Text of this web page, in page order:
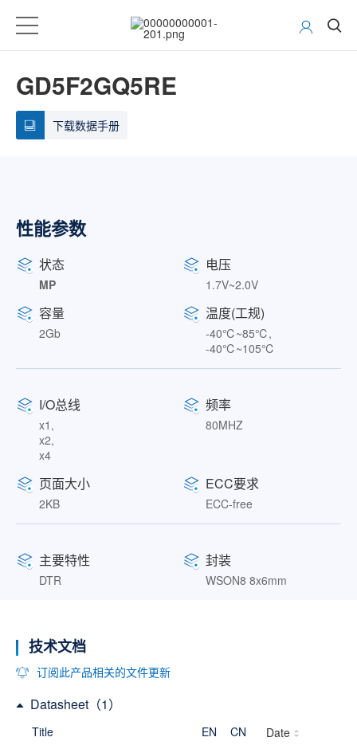
GD5F2GQ5RE
下载数据手册
性能参数
状态
MP
电压
1.7V~2.0V
容量
2Gb
温度(工规)
-40℃~85℃,
-40℃~105℃
I/O总线
x1,
x2,
x4
频率
80MHZ
页面大小
2KB
ECC要求
ECC-free
主要特性
DTR
封装
WSON8 8x6mm
技术文档
订阅此产品相关的文件更新
Datasheet（1）
Title EN CN Date